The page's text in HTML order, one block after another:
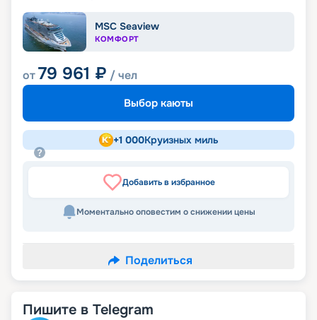
MSC Seaview
КОМФОРТ
от79 961 ₽ / чел
Выбор каюты
+1 000Круизных миль
Добавить в избранное
Моментально оповестим о снижении цены
Поделиться
Пишите в Telegram